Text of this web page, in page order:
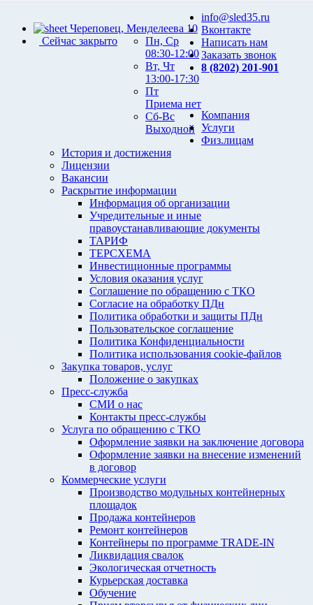
Череповец, Менделеева 10
Сейчас закрыто
Пн, Ср
08:30-12:00
Вт, Чт
13:00-17:30
Пт
Приема нет
Сб-Вс
Выходной
info@sled35.ru
Вконтакте
Написать нам
Заказать звонок
8 (8202) 201-901
Компания
История и достижения
Лицензии
Вакансии
Раскрытие информации
Информация об организации
Учредительные и иные
правоустанавливающие документы
ТАРИФ
ТЕРСХЕМА
Инвестиционные программы
Условия оказания услуг
Соглашение по обращению с ТКО
Согласие на обработку ПДн
Политика обработки и защиты ПДн
Пользовательское соглашение
Политика Конфиденциальности
Политика использования cookie-файлов
Закупка товаров, услуг
Положение о закупках
Пресс-служба
СМИ о нас
Контакты пресс-службы
Услуги
Услуга по обращению с ТКО
Оформление заявки на заключение договора
Оформление заявки на внесение изменений
в договор
Коммерческие услуги
Производство модульных контейнерных
площадок
Продажа контейнеров
Ремонт контейнеров
Контейнеры по программе TRADE-IN
Ликвидация свалок
Экологическая отчетность
Курьерская доставка
Обучение
Физ.лицам